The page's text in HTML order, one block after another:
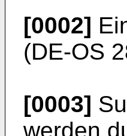
[0002]
(DE-OS
[0003]
werden